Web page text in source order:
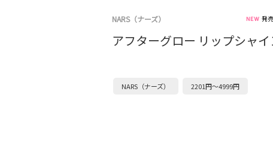
NARS（ナーズ） 発
アフターグロー リップシャイ
NARS（ナーズ） 2201円～4999円